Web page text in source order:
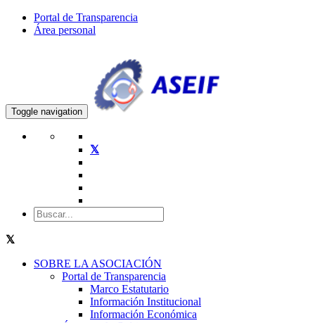
Portal de Transparencia
Área personal
Toggle navigation
SOBRE LA ASOCIACIÓN
Portal de Transparencia
Marco Estatutario
Información Institucional
Información Económica